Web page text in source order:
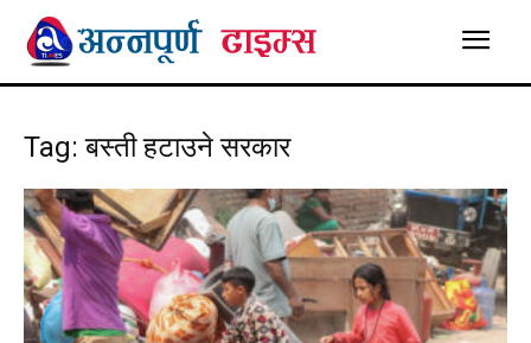
Tag: बस्ती हटाउने सरकार